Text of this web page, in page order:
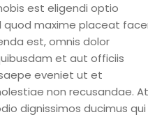
est eligendi optio
quod maxime placeat
est, omnis dolor
et aut officiis
eveniet ut et
non recusandae. At
dignissimos ducimus qui